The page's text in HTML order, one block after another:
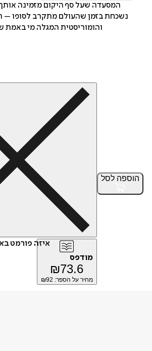
המסעדה שעל סף היקום מזמינה
נשכחת בזמן שהעולם מתקרב לסופו
והומוריסטית המגלה מי באמת
הוספה לסל
איזה פורמט
מודפס
₪73.6
מחיר על הספר: ₪ 92